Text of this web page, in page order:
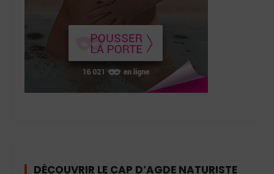
DÉCOUVRIR LE CAP D’AGDE NATURISTE